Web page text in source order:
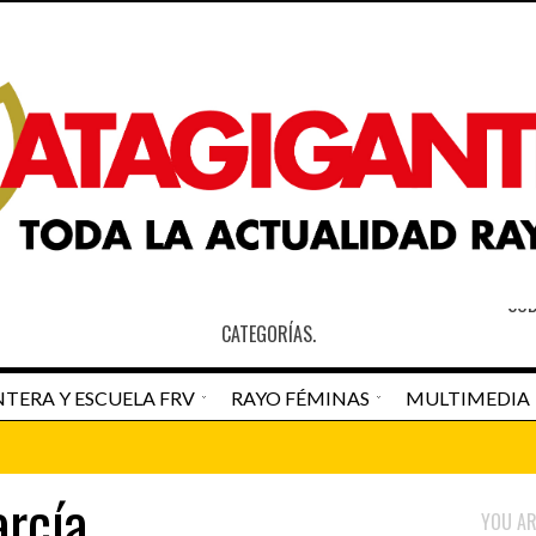
CATEGORÍAS.
Y ESCUELA FRV RAYO FÉMINAS MULTIMEDIA
YOU